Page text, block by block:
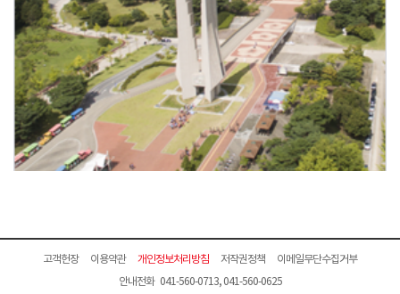
고객헌장 이용약관 개인정보처리방침 저작권정책
이메일무단수집거부
안내전화 041-560-0713, 041-560-0625